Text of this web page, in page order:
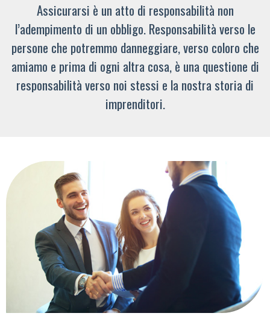
Assicurarsi è un atto di responsabilità non
l’adempimento di un obbligo. Responsabilità verso le
persone che potremmo danneggiare, verso coloro che
amiamo e prima di ogni altra cosa, è una questione di
responsabilità verso noi stessi e la nostra storia di
imprenditori.